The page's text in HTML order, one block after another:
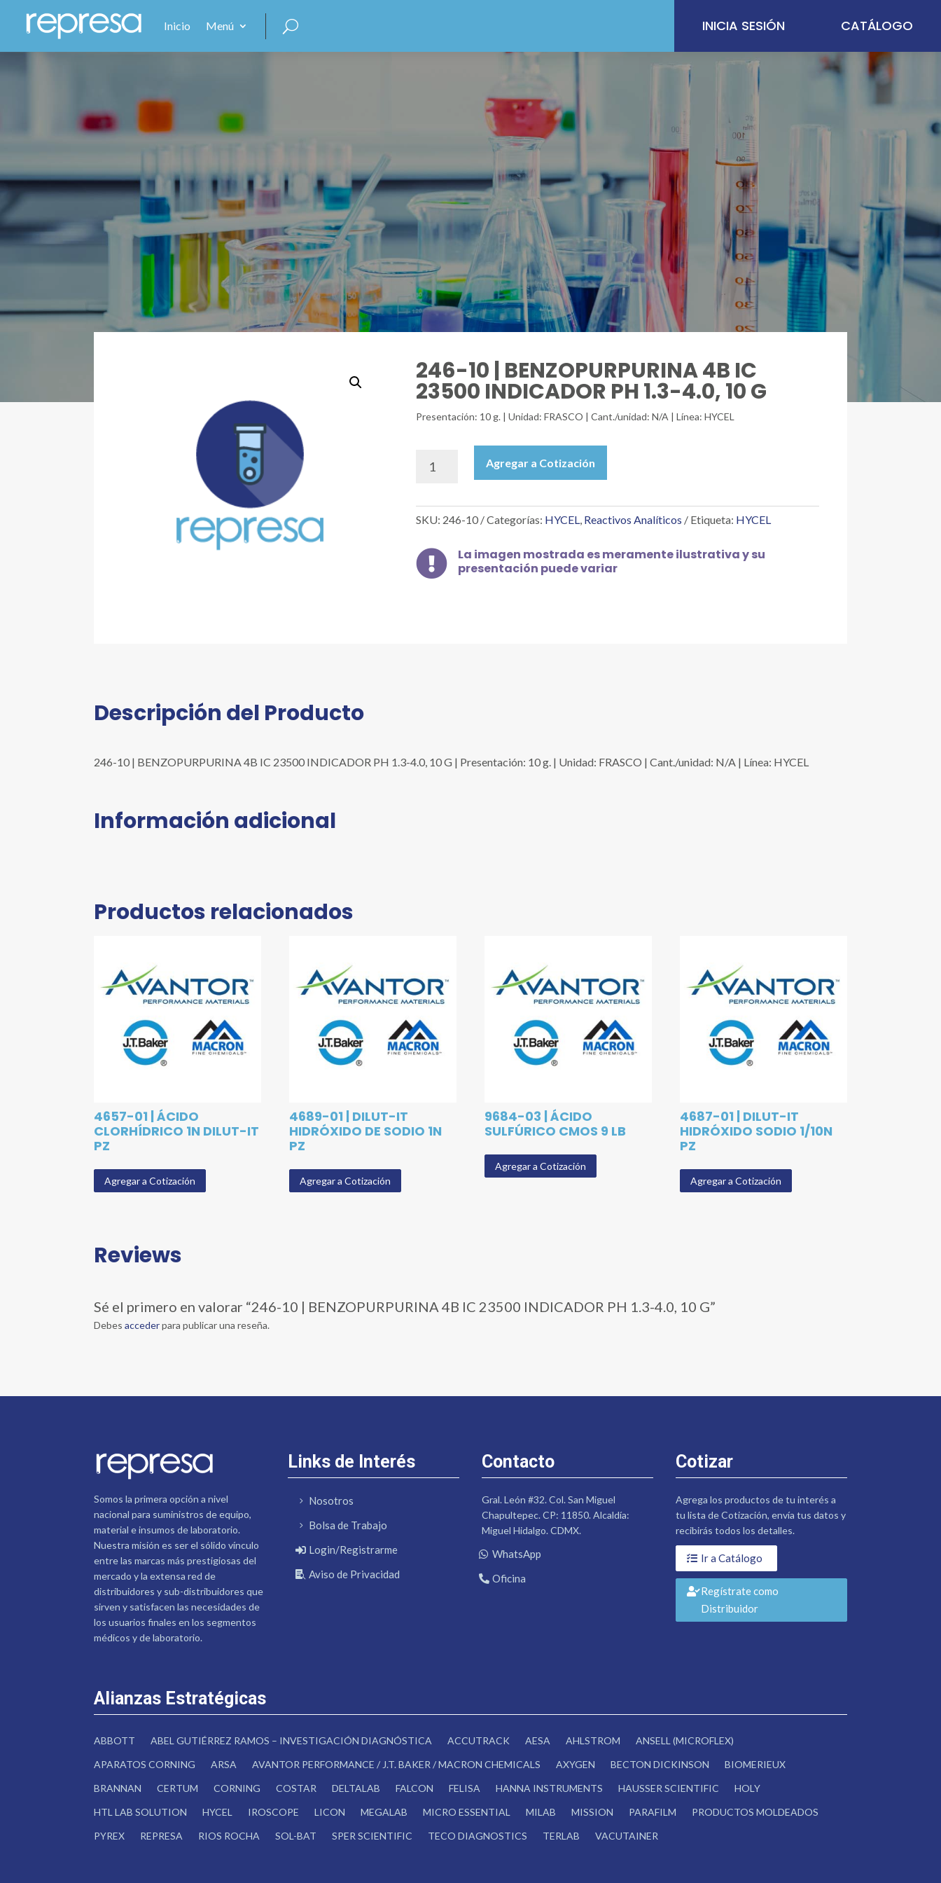
Inicio Menú INICIA SESIÓN CATÁLOGO
246-10 | BENZOPURPURINA 4B IC
23500 INDICADOR PH 1.3-4.0, 10 G
Presentación: 10 g. | Unidad: FRASCO | Cant./unidad: N/A | Línea: HYCEL
BENZOPURPURINA
4B
23500
INDICADOR
Agregar a Cotización
SKU: 246-10 Categorías: HYCEL, Reactivos Analíticos Etiqueta: HYCEL

La imagen mostrada es meramente ilustrativa y su
presentación puede variar
Descripción del Producto
246-10 | BENZOPURPURINA 4B IC 23500 INDICADOR PH 1.3-4.0, 10 G | Presentación: 10 g. | Unidad: FRASCO | Cant./unidad: N/A | Línea: HYCEL
Información adicional
Productos relacionados
4657-01 | ÁCIDO
CLORHÍDRICO 1N DILUT-IT
PZ
Agregar a Cotización
4689-01 | DILUT-IT
HIDRÓXIDO DE SODIO 1N
PZ
Agregar a Cotización
9684-03 | ÁCIDO
SULFÚRICO CMOS 9 LB
Agregar a Cotización
4687-01 | DILUT-IT
HIDRÓXIDO SODIO 1/10N
PZ
Agregar a Cotización
Reviews
Sé el primero en valorar “246-10 | BENZOPURPURINA 4B IC 23500 INDICADOR PH 1.3-4.0, 10 G”
Debesaccederpara publicar una reseña.
Somos la primera opción a nivel
nacional para suministros de equipo,
material e insumos de laboratorio.
Nuestra misión es ser el sólido vínculo
entre las marcas más prestigiosas del
mercado y la extensa red de
distribuidores y sub-distribuidores que
sirven y satisfacen las necesidades de
los usuarios finales en los segmentos
médicos y de laboratorio.
Links de Interés
Nosotros
Bolsa de Trabajo
Login/Registrarme
Aviso de Privacidad
Contacto
Gral. León #32. Col. San Miguel
Chapultepec. CP: 11850. Alcaldía:
Miguel Hidalgo. CDMX.
WhatsApp
Oficina
Cotizar
Agrega los productos de tu interés a
tu lista de Cotización, envía tus datos y
recibirás todos los detalles.
Ir a Catálogo
Regístrate como
Distribuidor
Alianzas Estratégicas
ABBOTT ABEL GUTIÉRREZ RAMOS – INVESTIGACIÓN DIAGNÓSTICA ACCUTRACK AESA AHLSTROM
ANSELL (MICROFLEX)
APARATOS CORNING
ARSA AVANTOR PERFORMANCE / J.T. BAKER / MACRON CHEMICALS AXYGEN BECTON DICKINSON
BIOMERIEUX
BRANNAN
CERTUM CORNING COSTAR DELTALAB FALCON FELISA HANNA INSTRUMENTS HAUSSER SCIENTIFIC
HOLY
HTL LAB SOLUTION
HYCEL IROSCOPE LICON MEGALAB MICRO ESSENTIAL MILAB MISSION PARAFILM
PRODUCTOS MOLDEADOS
PYREX
REPRESA RIOS ROCHA SOL-BAT SPER SCIENTIFIC TECO DIAGNOSTICS TERLAB VACUTAINER